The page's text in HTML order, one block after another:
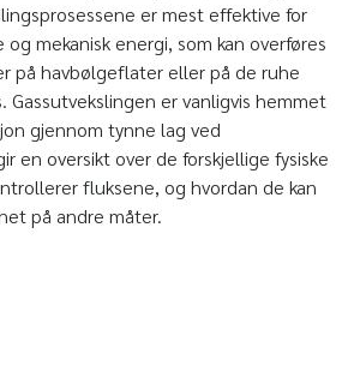
er mest effektive for
mekanisk energi, som kan overføres
på havbølgeflater eller på de ruhe
Gassutvekslingen er vanligvis hemmet
gjennom tynne lag ved
en oversikt over de forskjellige fysiske
fluksene, og hvordan de kan
på andre måter.